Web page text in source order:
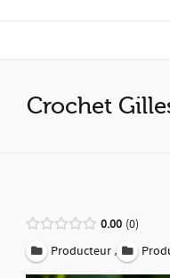
Crochet
0.00 0
Producteur ,